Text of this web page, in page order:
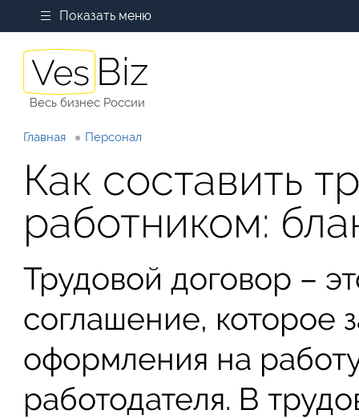
Показать меню
Весь бизнес России
Главная Персонал
Как составить
работником:
Трудовой договор –
соглашение, которое
оформления на
работодателя. В